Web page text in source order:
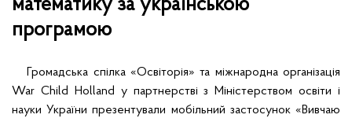
математику за українською
програмою
Громадська спілка «Освіторія» та міжнародна організація
War Child Holland у партнерстві з Міністерством освіти і
науки України презентували мобільний застосунок «Вивчаю